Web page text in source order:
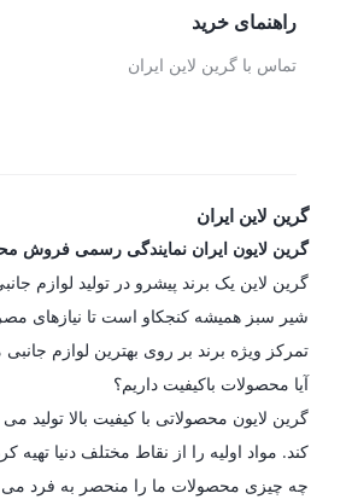
راهنمای خرید
تماس با گرین لاین ایران
گرین لاین ایران
گرین لایون ایران نمایندگی رسمی فروش
شیر سبز همیشه کنجکاو است تا نیازهای
تمرکز ویژه برند بر روی بهترین لوازم
آیا محصولات باکیفیت داریم؟
گرین لایون محصولاتی با کیفیت بالا
کند. مواد اولیه را از نقاط مختلف دنیا
چه چیزی محصولات ما را منحصر به فرد می